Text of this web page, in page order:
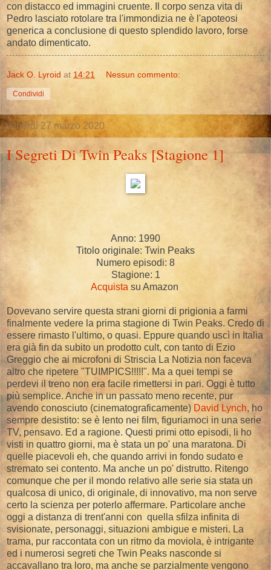
con distacco ed immagini cruente. Il corpo senza vita di
Pedro lasciato rotolare tra l'immondizia ne è l'apoteosi
generica a conclusione di questo splendido lavoro, forse
andato dimenticato.
Jack O. Lyroid at 14:21 Nessun commento:
Condividi
venerdì 27 marzo 2020
I Segreti Di Twin Peaks [Stagione 1]
Anno: 1990
Titolo originale: Twin Peaks
Numero episodi: 8
Stagione: 1
Acquista su Amazon
Dovevano servire questa strani giorni di prigionia a farmi
finalmente vedere la prima stagione di Twin Peaks. Credo di
essere rimasto l'ultimo, o quasi. Eppure quando uscì in Italia
era già fin da subito un prodotto cult, con tanto di Ezio
Greggio che ai microfoni di Striscia La Notizia non faceva
altro che ripetere "TUIMPICS!!!!!". Ma a quei tempi se
perdevi il treno non era facile rimettersi in pari. Oggi è tutto
più semplice. Anche in un passato meno recente, pur
avendo conosciuto (cinematograficamente) David Lynch, ho
sempre desistito: se è lento nei film, figuriamoci in una serie
TV, pensavo. Ed a ragione. Questi primi otto episodi, li ho
visti in quattro giorni, ma è stata un po' una maratona. Di
quelle piacevoli eh, che quando arrivi in fondo sudato e
stremato sei contento. Ma anche un po' distrutto. Ritengo
comunque che per il mondo relativo alle serie sia stata un
qualcosa di unico, di originale, di innovativo, ma non serve
certo la scienza per poterlo affermare. Particolare anche
oggi a distanza di trent'anni con quella sfilza infinita di
svisionate, personaggi, situazioni ambigue e misteri. La
trama, pur raccontata con un ritmo da moviola, è intrigante
ed i numerosi segreti che Twin Peaks nasconde si
accavallano tra loro, ma anche se parzialmente vengono